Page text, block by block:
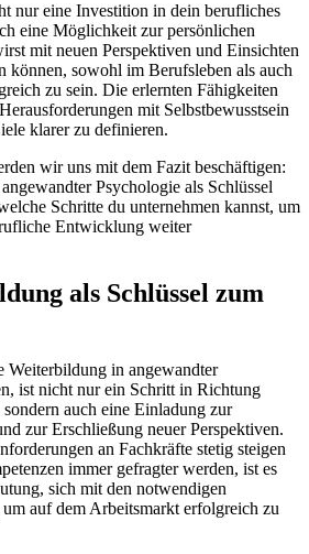
nur eine Investition in dein berufliches
eine Möglichkeit zur persönlichen
mit neuen Perspektiven und Einsichten
können, sowohl im Berufsleben als auch
zu sein. Die erlernten Fähigkeiten
mit Selbstbewusstsein
klarer zu definieren.
wir uns mit dem Fazit beschäftigen:
Psychologie als Schlüssel
Schritte du unternehmen kannst, um
Entwicklung weiter
als Schlüssel zum
Weiterbildung in angewandter
ist nicht nur ein Schritt in Richtung
auch eine Einladung zur
zur Erschließung neuer Perspektiven.
an Fachkräfte stetig steigen
immer gefragter werden, ist es
sich mit den notwendigen
auf dem Arbeitsmarkt erfolgreich zu